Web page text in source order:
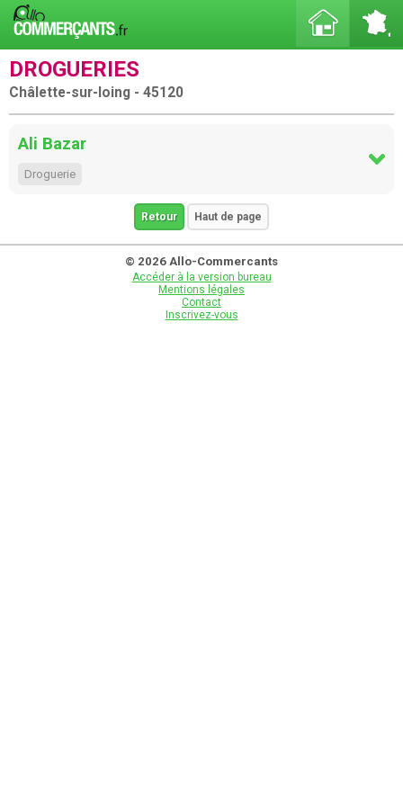
DROGUERIES
Châlette-sur-loing - 45120
Ali Bazar
Droguerie
Retour Haut de page
© 2026 Allo-Commercants
Accéder à la version bureau
Mentions légales
Contact
Inscrivez-vous